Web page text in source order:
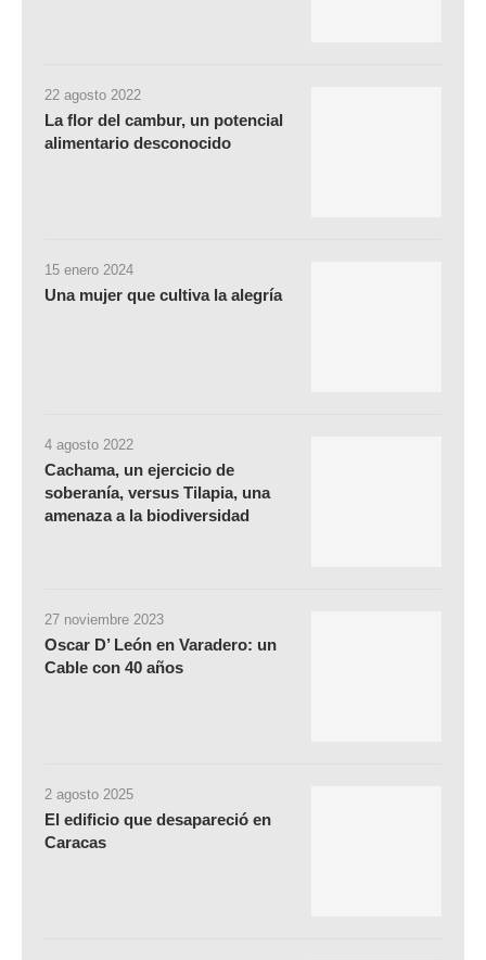
22 agosto 2022
La flor del cambur, un potencial
alimentario desconocido
15 enero 2024
Una mujer que cultiva la alegría
4 agosto 2022
Cachama, un ejercicio de
soberanía, versus Tilapia, una
amenaza a la biodiversidad
27 noviembre 2023
Oscar D’ León en Varadero: un
Cable con 40 años
2 agosto 2025
El edificio que desapareció en
Caracas